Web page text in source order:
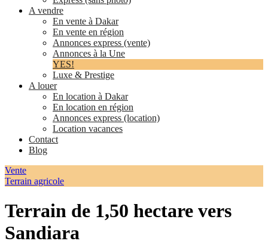
A vendre
En vente à Dakar
En vente en région
Annonces express (vente)
Annonces à la Une
YES!
Luxe & Prestige
A louer
En location à Dakar
En location en région
Annonces express (location)
Location vacances
Contact
Blog
Vente
Terrain agricole
Terrain de 1,50 hectare vers
Sandiara